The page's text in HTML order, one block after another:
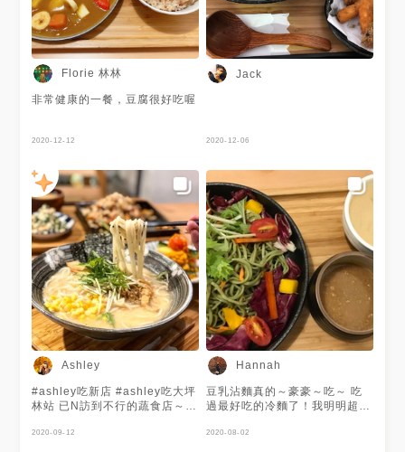
Florie 林林
非常健康的一餐，豆腐很好吃喔
2020-12-12
Jack
2020-12-06
Ashley
#ashley吃新店 #ashley吃大坪
林站 已N訪到不行的蔬食店～～
人居然吃一家素食餐廳這麼多次
2020-09-12
Hannah
豆乳沾麵真的～豪豪～吃～ 吃
過最好吃的冷麵了！我明明超不
2020-08-02